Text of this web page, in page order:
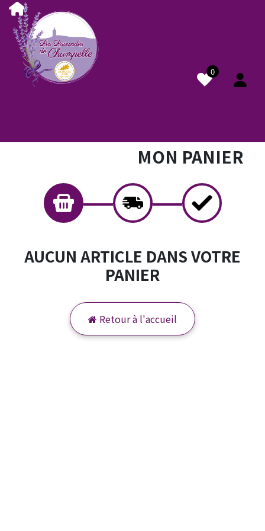
0
MON PANIER
AUCUN ARTICLE DANS VOTRE
PANIER
Retour à l'accueil